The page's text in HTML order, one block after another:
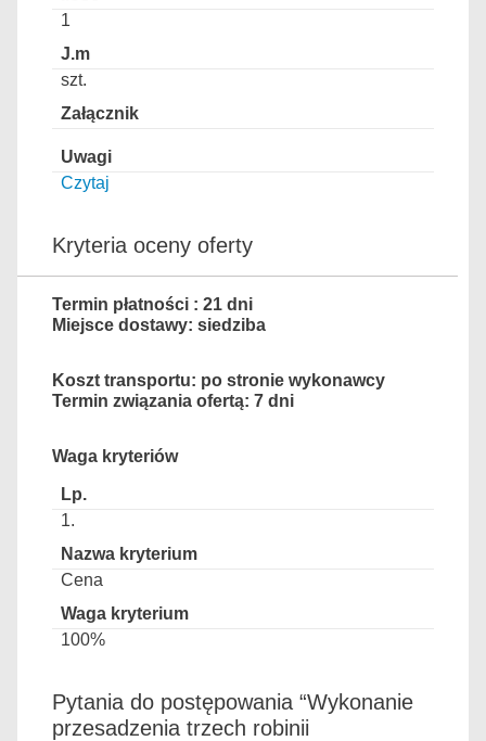
1
szt.
Czytaj
Kryteria oceny oferty
Termin płatności : 21 dni
Miejsce dostawy: siedziba
Koszt transportu: po stronie wykonawcy
Termin związania ofertą: 7 dni
Waga kryteriów
1.
Cena
100%
Pytania do postępowania “Wykonanie
przesadzenia trzech robinii